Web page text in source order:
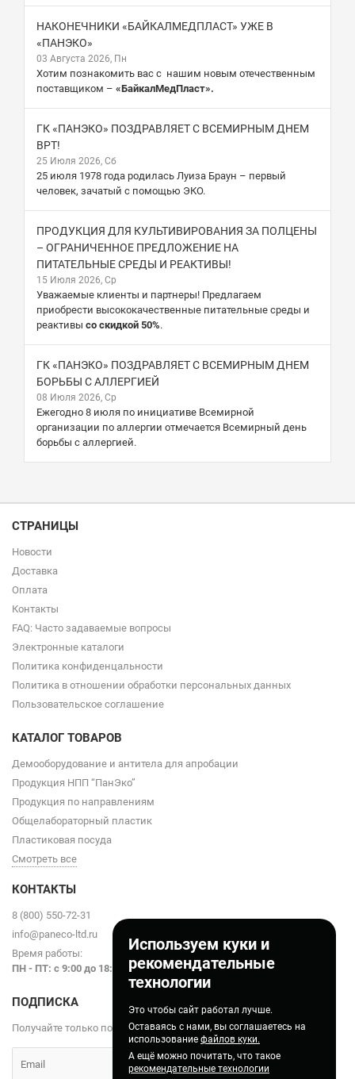
Используем куки и
рекомендательные
технологии
Это чтобы сайт работал лучше.
Оставаясь с нами, вы соглашаетесь на
использование файлов куки.
А ещё можно почитать, что такое
рекомендательные технологии
НАКОНЕЧНИКИ «БАЙКАЛМЕДПЛАСТ» УЖЕ В
«ПАНЭКО»
03 Августа 2026, Пн
Хотим познакомить вас с нашим новым отечественным
поставщиком – «БайкалМедПласт».
ГК «ПАНЭКО» ПОЗДРАВЛЯЕТ С ВСЕМИРНЫМ ДНЕМ
ВРТ!
25 Июля 2026, Сб
25 июля 1978 года родилась Луиза Браун – первый
человек, зачатый с помощью ЭКО.
ПРОДУКЦИЯ ДЛЯ КУЛЬТИВИРОВАНИЯ ЗА ПОЛЦЕНЫ
– ОГРАНИЧЕННОЕ ПРЕДЛОЖЕНИЕ НА
ПИТАТЕЛЬНЫЕ СРЕДЫ И РЕАКТИВЫ!
15 Июля 2026, Ср
Уважаемые клиенты и партнеры! Предлагаем
приобрести высококачественные питательные среды и
реактивы со скидкой 50%.
ГК «ПАНЭКО» ПОЗДРАВЛЯЕТ С ВСЕМИРНЫМ ДНЕМ
БОРЬБЫ С АЛЛЕРГИЕЙ
08 Июля 2026, Ср
Ежегодно 8 июля по инициативе Всемирной
организации по аллергии отмечается Всемирный день
борьбы с аллергией.
СТРАНИЦЫ
Новости
Доставка
Оплата
Контакты
FAQ: Часто задаваемые вопросы
Электронные каталоги
Политика конфиденцальности
Политика в отношении обработки персональных данных
Пользовательское соглашение
КАТАЛОГ ТОВАРОВ
Демооборудование и антитела для апробации
Продукция НПП “ПанЭко”
Продукция по направлениям
Общелабораторный пластик
Пластиковая посуда
Смотреть все
КОНТАКТЫ
8 (800) 550-72-31
info@paneco-ltd.ru
Время работы:
ПН - ПТ: с 9:00 до 18:00
ПОДПИСКА
Получайте только полезные статьи!